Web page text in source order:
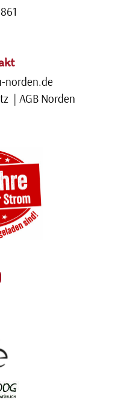
norden.de
| AGBNorden